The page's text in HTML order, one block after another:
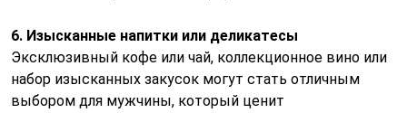
6. Изысканные напитки или деликатесы
Эксклюзивный кофе или чай, коллекционное вино или
набор изысканных закусок могут стать отличным
выбором для мужчины, который ценит